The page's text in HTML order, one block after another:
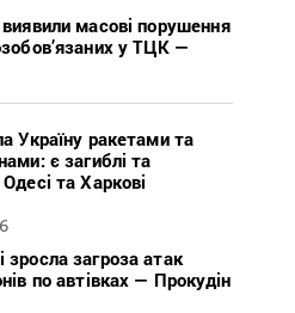
масові порушення
у ТЦК —
Україну ракетами та
є загиблі та
та Харкові
загроза атак
по автівках — Прокудін